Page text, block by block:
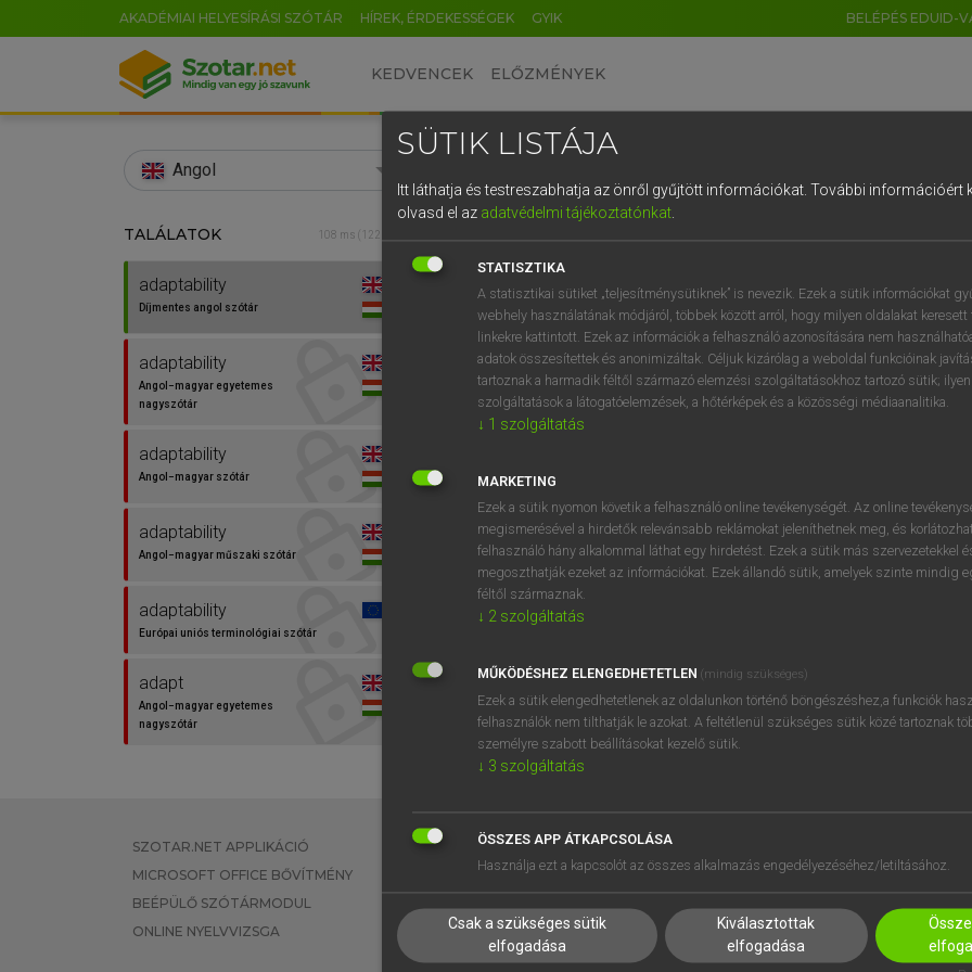
AKADÉMIAI HELYESÍRÁSI SZÓTÁR HÍREK, ÉRDEKESSÉGEK GYIK BELÉPÉS EDUID-
KEDVENCEK ELŐZMÉNYEK
Angol
TALÁLATOK 108 ms (122 db)
adaptability
Díjmentes angol szótár
adaptability
Angol−magyar egyetemes
nagyszótár
adaptability
Angol−magyar szótár
adaptability
Angol−magyar műszaki szótár
adaptability
Európai uniós terminológiai szótár
adapt
Angol−magyar egyetemes
nagyszótár
adaptable
Angol−magyar egyetemes
nagyszótár
adaptáció
Díjmentes angol szótár
adaptability fn
alkalmazhatóság
rugalmasság
alkalmazkodóképesség
hajlékonyság
SZOTAR.NET APPLIKÁCIÓ
MICROSOFT OFFICE BŐVÍTMÉNY
BEÉPÜLŐ SZÓTÁRMODUL
ONLINE NYELVVIZSGA
EGYÉNI FELHASZNÁLÓKNAK
TANULÓKNAK
VÁLLALATI MEGOLDÁSOK
SÚGÓ
RÓLUNK
SÜTI BEÁLLÍTÁSOK
SÜTIK LISTÁJA
Itt láthatja és testreszabhatja az önről gyűjtött információkat. További információért
olvasd el az adatvédelmi tájékoztatónkat.
STATISZTIKA
A statisztikai sütiket „teljesítménysütiknek” is nevezik. Ezek a sütik információkat
webhely használatának módjáról, többek között arról, hogy milyen oldalakat keresett
linkekre kattintott. Ezek az információk a felhasználó azonosítására nem
adatok összesítettek és anonimizáltak. Céljuk kizárólag a weboldal funkcióinak
tartoznak a harmadik féltől származó elemzési szolgáltatásokhoz tartozó sütik;
szolgáltatások a látogatóelemzések, a hőtérképek és a közösségi médiaanalitika.
↓ 1 szolgáltatás
MARKETING
Ezek a sütik nyomon követik a felhasználó online tevékenységét. Az online
megismerésével a hirdetők relevánsabb reklámokat jeleníthetnek meg, és
felhasználó hány alkalommal láthat egy hirdetést. Ezek a sütik más szervezetekkel
megoszthatják ezeket az információkat. Ezek állandó sütik, amelyek szinte mindig
féltől származnak.
↓ 2 szolgáltatás
MŰKÖDÉSHEZ ELENGEDHETETLEN (mindig szükséges)
Ezek a sütik elengedhetetlenek az oldalunkon történő böngészéshez,a funkciók
felhasználók nem tilthatják le azokat. A feltétlenül szükséges sütik közé tartoznak
személyre szabott beállításokat kezelő sütik.
↓ 3 szolgáltatás
ÖSSZES APP ÁTKAPCSOLÁSA
Használja ezt a kapcsolót az összes alkalmazás engedélyezéséhez/letiltásához.
Csak a szükséges sütik
elfogadása
Kiválasztottak
elfogadása
EN HU DE CN FR ES IT NL
0 1 2 3 4 5 6 7 8 9
q w e r t z u i
a s d f g h j k l é
í y x c v b n m , .